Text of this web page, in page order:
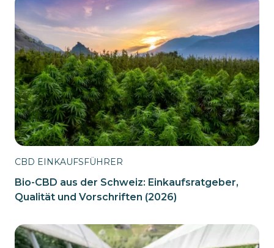
CBD EINKAUFSFÜHRER
Bio-CBD aus der Schweiz: Einkaufsratgeber,
Qualität und Vorschriften (2026)